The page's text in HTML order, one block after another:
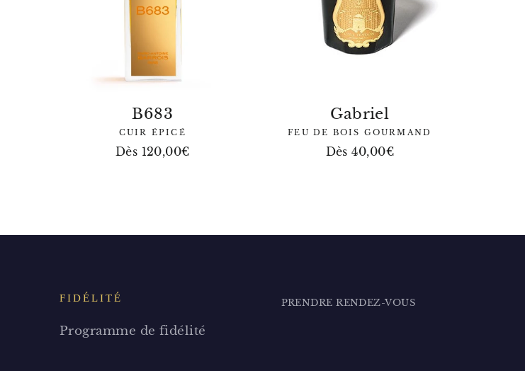
B683
CUIR ÉPICÉ
Dès 120,00€
Gabriel
FEU DE BOIS GOURMAND
Dès 40,00€
FIDÉLITÉ
Programme de fidélité
PRENDRE RENDEZ-VOUS